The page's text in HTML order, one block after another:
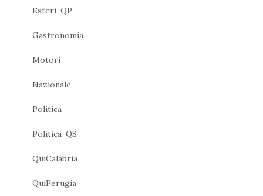
Esteri-QP
Gastronomia
Motori
Nazionale
Politica
Politica-QS
QuiCalabria
QuiPerugia